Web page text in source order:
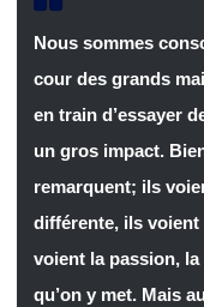
Nous sommes
cour des grands
en train d’essayer
un gros impact.
remarquent; ils
différente, ils
voient la passion,
qu’on y met. Mais